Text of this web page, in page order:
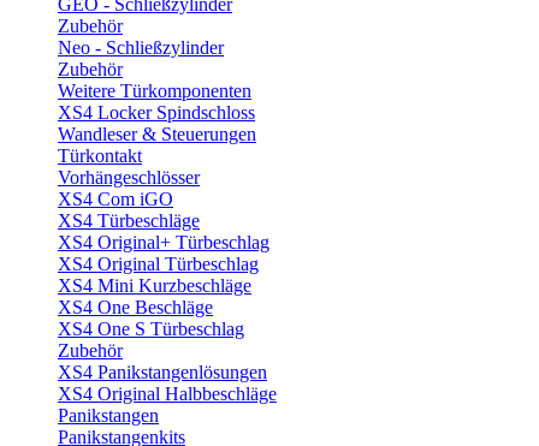
Zubehör
Neo - Schließzylinder
Zubehör
Weitere Türkomponenten
XS4 Locker Spindschloss
Wandleser & Steuerungen
Türkontakt
Vorhängeschlösser
XS4 Com iGO
XS4 Türbeschläge
XS4 Original+ Türbeschlag
XS4 Original Türbeschlag
XS4 Mini Kurzbeschläge
XS4 One Beschläge
XS4 One S Türbeschlag
Zubehör
XS4 Panikstangenlösungen
XS4 Original Halbbeschläge
Panikstangen
Panikstangenkits